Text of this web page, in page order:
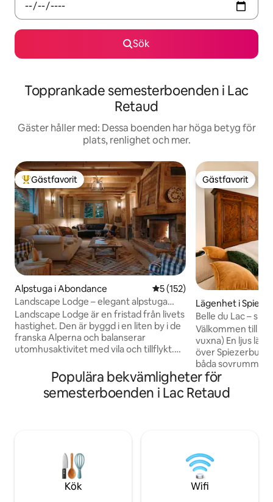
Sök
Topprankade semesterboenden i Lac
Retaud
Gäster håller med: Dessa boenden har höga betyg för
plats, renlighet och mer.
Populär gästfavorit
Gästfavorit
Alpstuga i Abondance 5 av 5 i genomsnittligt
5 (152)
Landscape Lodge – elegant alpstuga
med fantastisk utsikt
Landscape Lodge är en fristad från livets
hastighet. Den är byggd i en liten by i de
franska Alperna och balanserar
utomhusaktivitet med vila och tillflykt.
moderna ytor med unika, traditionella
detaljer. Sängarna är lyxigt bekväma och
badrummen är individuellt utformade
Den privata trädgården kommer att vara
en favoritplats, ett utrymme att leka i
solen eller snön.
Gästfavorit
Gästfavorit
Lägenhet i Spiez
Belle du Lac –
sjön och bukten
Välkommen till
vuxna) En ljus
över Spiezerbucht
båda
balkongen kan
utsikt över sjön,
landsbygden.
att koppla av med
erbjuder rätt
dagar vid sjön.
Populära bekvämligheter för
semesterboenden i Lac Retaud
Kök Wifi